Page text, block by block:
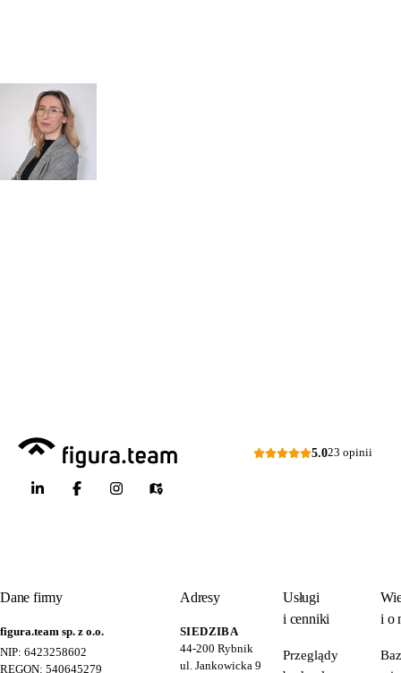
5.023 opinii
Dane firmy
figura.team sp. z o.o.
NIP: 6423258602
REGON: 540645279
Adresy
SIEDZIBA
44-200 Rybnik
ul. Jankowicka 9
Usługi
i cenniki
Przeglądy
i o